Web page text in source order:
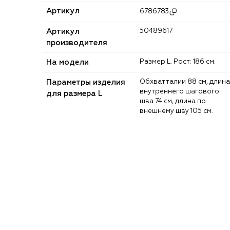
Артикул 6786783
Артикул
производителя
50489617
На модели Размер L. Рост: 186 см.
Параметры изделия
для размера L
Обхват талии 88 см, длина
внутреннего шагового
шва 74 см, длина по
внешнему шву 105 см.